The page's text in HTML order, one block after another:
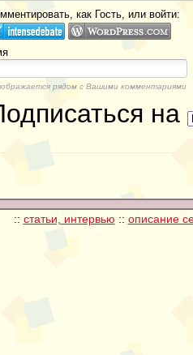
как Гость, или войти:
рядом с Вашими комментариями
на
:: статьи, интервью :: описание